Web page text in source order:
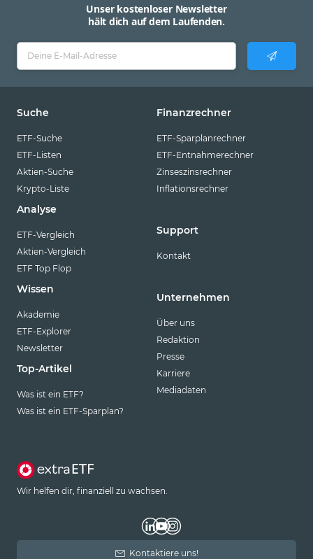
Unser kostenloser Newsletter
hält dich auf dem Laufenden.
Suche
ETF-Suche
ETF-Listen
Aktien-Suche
Krypto-Liste
Analyse
ETF-Vergleich
Aktien-Vergleich
ETF Top Flop
Wissen
Akademie
ETF-Explorer
Newsletter
Top-Artikel
Was ist ein ETF?
Was ist ein ETF-Sparplan?
Finanzrechner
ETF-Sparplanrechner
ETF-Entnahmerechner
Zinseszinsrechner
Inflationsrechner
Support
Kontakt
Unternehmen
Über uns
Redaktion
Presse
Karriere
Mediadaten
Wir helfen dir, finanziell zu wachsen.
Kontaktiere uns!